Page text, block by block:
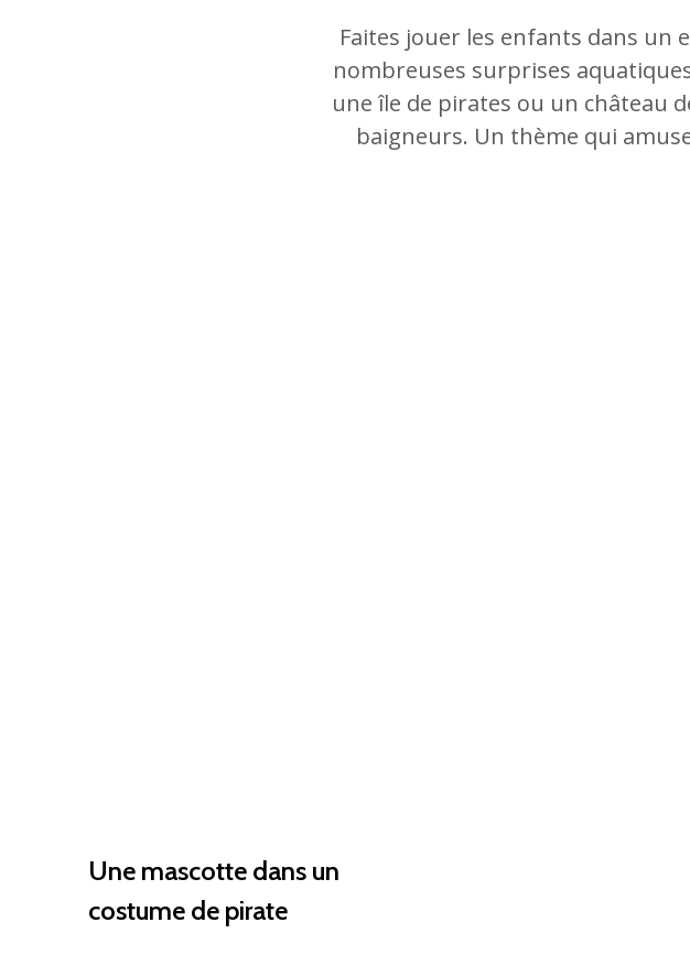
Faites jouer les enfants dans un
nombreuses surprises
une île de pirates ou un château
baigneurs. Un thème qui
Une mascotte dans un
costume de pirate